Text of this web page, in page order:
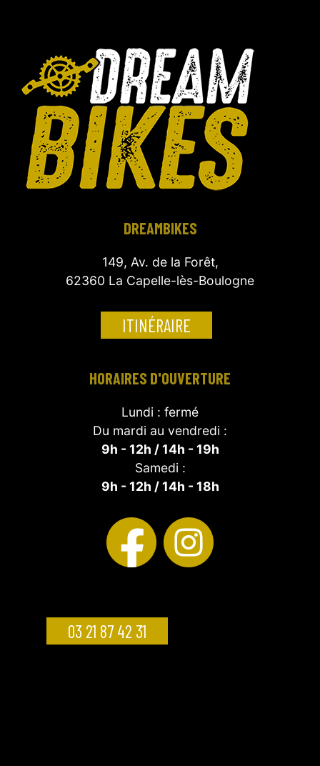
DREAMBIKES
149, Av. de la Forêt,
62360 La Capelle-lès-Boulogne
ITINÉRAIRE
HORAIRES D'OUVERTURE
Lundi : fermé
Du mardi au vendredi :
9h - 12h / 14h - 19h
Samedi :
9h - 12h / 14h - 18h
03 21 87 42 31